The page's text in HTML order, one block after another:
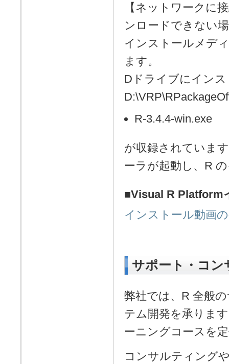
【ネットワークに
ンロードできない
インストールメデ
ます。
Dドライブにイン
R-3.4.4-win.exe
が収録されていま
ーラが起動し、R
■Visual R Platform
インストール動画
サポート・コン
弊社では、R 全般
テム開発を承りま
ーニングコースを
コンサルティング